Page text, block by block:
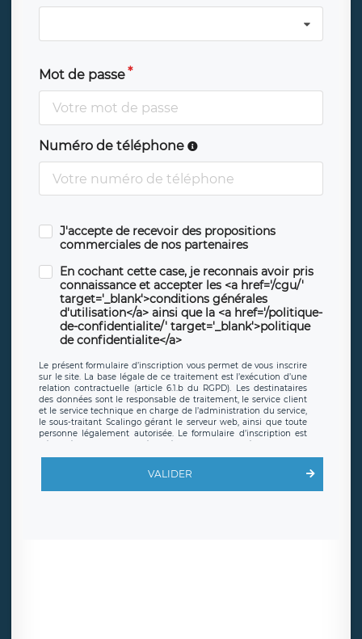
Mot de passe
Numéro de téléphone
J'accepte de recevoir des propositions
commerciales de nos partenaires
En cochant cette case, je reconnais avoir pris
connaissance et accepter les <a href='/cgu/'
target='_blank'>conditions générales
d'utilisation</a> ainsi que la <a href='/politique-
de-confidentialite/' target='_blank'>politique
de confidentialite</a>
Le présent formulaire d’inscription vous permet de vous inscrire
sur le site. La base légale de ce traitement est l’exécution d’une
relation contractuelle (article 6.1.b du RGPD). Les destinataires
des données sont le responsable de traitement, le service client
et le service technique en charge de l’administration du service,
le sous-traitant Scalingo gérant le serveur web, ainsi que toute
personne légalement autorisée. Le formulaire d’inscription est
offrant desclauses de protection conformes au RGPD. Les
en sollicite la suppression, étant entendu que vous pouvez
demander la suppression de vos données et retirer votre
VALIDER